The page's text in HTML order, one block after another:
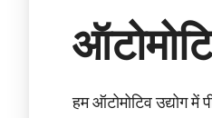
हम ऑटोमोटिव उद्योग में